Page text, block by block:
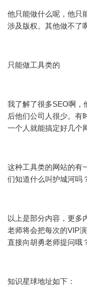
他只能做什么呢，他只
涉及版权。其他做不了
只能做工具类的
我了解了很多SEO啊，
后他们公司人很少。有
一个人就能搞定好几个
这种工具类的网站的有
们知道什么叫护城河吗
以上是部分内容，更多
老师将会把每次的VIP
直接向胡勇老师提问哦
知识星球地址如下：